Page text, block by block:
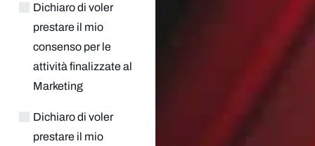
Dichiaro di voler
prestare il mio
consenso per le
attività finalizzate al
Marketing
Dichiaro di voler
prestare il mio